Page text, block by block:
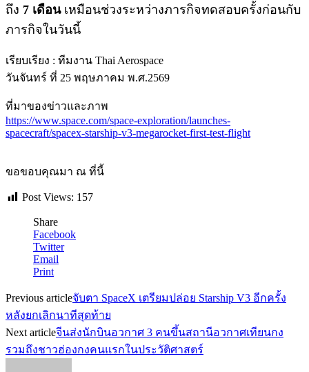
ถึง 7 เดือนเหมือนช่วงระหว่างภารกิจทดสอบครั้งก่อนกับ
ภารกิจในวันนี้
เรียบเรียง : ทีมงาน Thai Aerospace
วันจันทร์ ที่ 25 พฤษภาคม พ.ศ.2569
ที่มาของข่าวและภาพ
https://www.space.com/space-exploration/launches-
spacecraft/spacex-starship-v3-megarocket-first-test-flight
ขอขอบคุณมา ณ ที่นี้
Post Views: 157
Share
Facebook
Twitter
Email
Print
Previous articleจับตา SpaceX เตรียมปล่อย Starship V3 อีกครั้ง
หลังยกเลิกนาทีสุดท้าย
Next articleจีนส่งนักบินอวกาศ 3 คนขึ้นสถานีอวกาศเทียนกง
รวมถึงชาวฮ่องกงคนแรกในประวัติศาสตร์